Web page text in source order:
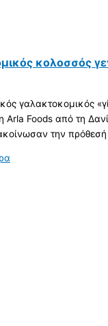
κολοσσός
γαλακτοκομικός
Arla Foods από τη
την πρόθεσή